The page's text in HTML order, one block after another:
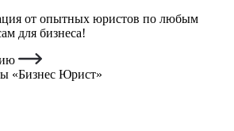
от опытных юристов по любым
для бизнеса!
«Бизнес Юрист»